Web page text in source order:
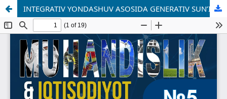
INTEGRATIV YONDASHUV ASOSIDA GENERATIV SUN’IY INTELLEKT TEXNOLOGIYALARI ORQALI BO‘LAJAK MUHANDISLARNING KASBIY KOMPETENTLIGINI RIVOJLANTIRISH METODIKASINI TAKOMILLASHTIRISH